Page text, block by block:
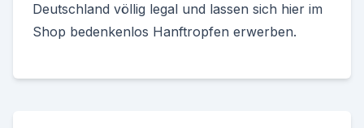
Deutschland völlig legal und lassen sich hier im
Shop bedenkenlos Hanftropfen erwerben.